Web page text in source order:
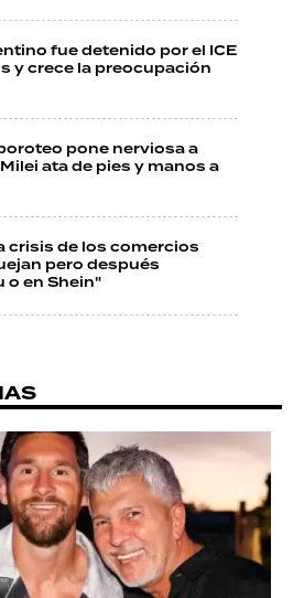
fue detenido por el ICE
y crece la preocupación
pone nerviosa a
ata de pies y manos a
crisis de los comercios
pero después
o en Shein"